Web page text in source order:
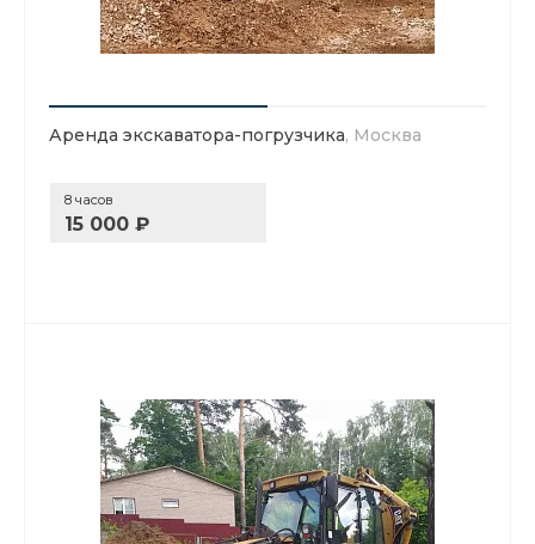
Аренда экскаватора-погрузчика, Москва
8 часов
15 000 ₽